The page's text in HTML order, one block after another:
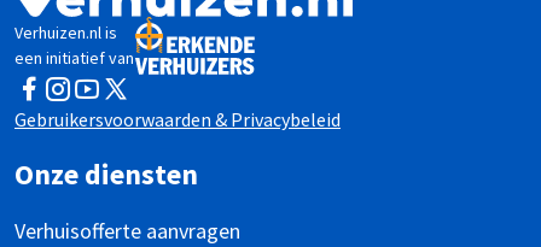
Verhuizen.nl is
een initiatief van
Facebook
Instagram
YouTubeTwitter
Gebruikersvoorwaarden & Privacybeleid
Onze diensten
Verhuisofferte aanvragen